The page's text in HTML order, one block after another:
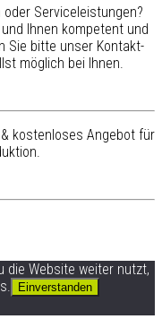
Serviceleistungen?
Ihnen kompetent und
Sie bitte unser Kontakt-
möglich bei Ihnen.
kostenloses Angebot für
die Website weiter nutzt,
Einverstanden